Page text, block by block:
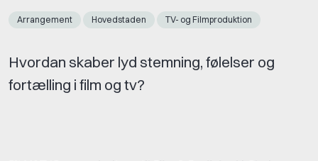
Arrangement Hovedstaden TV- og Filmproduktion
Hvordan skaber lyd stemning, følelser og
fortælling i film og tv?